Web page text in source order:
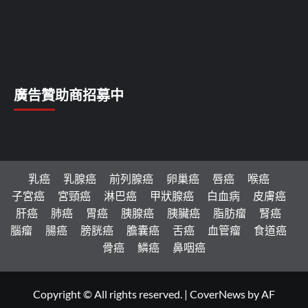
廣告贊助商招募中
乳癌 乳腺癌 前列腺癌 卵巢癌 唇癌
喉癌
子宮癌
宮頸癌 淋巴癌 甲狀腺癌 白血病
皮膚癌
肝癌
肺癌 胃癌 胰腺癌 胰臟癌 脂肪瘤
腎癌
腦瘤
腸癌 膀胱癌 膽囊癌 舌癌 血管瘤
食道癌
骨癌
鱗癌 鼻咽癌
Copyright © All rights reserved. | CoverNews by AF